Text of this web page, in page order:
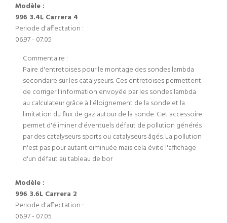
Modèle :
996 3.4L Carrera 4
Periode d'affectation :
06.97 - 07.05
Commentaire :
Paire d'entretoises pour le montage des sondes lambda
secondaire sur les catalyseurs. Ces entretoises permettent
de corriger l'information envoyée par les sondes lambda
au calculateur grâce à l'éloignement de la sonde et la
limitation du flux de gaz autour de la sonde. Cet accessoire
permet d'éliminer d'éventuels défaut de pollution générés
par des catalyseurs sports ou catalyseurs âgés. La pollution
n'est pas pour autant diminuée mais cela évite l'affichage
d'un défaut au tableau de bor
Modèle :
996 3.6L Carrera 2
Periode d'affectation :
06.97 - 07.05